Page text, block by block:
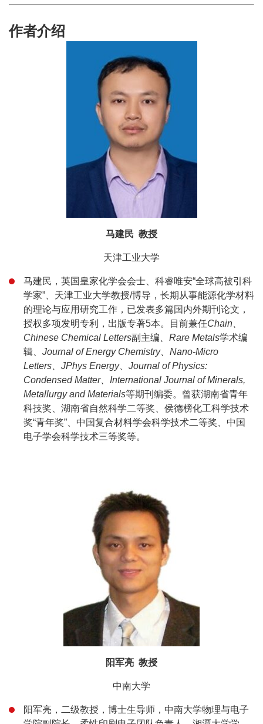
作者介绍
马建民 教授
天津工业大学
马建民，英国皇家化学会会士、科睿唯安“全球高被引科
学家”、天津工业大学教授/博导，长期从事能源化学材料
的理论与应用研究工作，已发表多篇国内外期刊论文，
授权多项发明专利，出版专著5本。目前兼任Chain、
Chinese Chemical Letters副主编、Rare Metals学术编
辑、 Journal of Energy Chemistry、Nano-Micro
Letters、JPhys Energy、Journal of Physics:
Condensed Matter、International Journal of Minerals,
Metallurgy and Materials等期刊编委。曾获湖南省青年
科技奖、湖南省自然科学二等奖、侯德榜化工科学技术
奖“青年奖”、中国复合材料学会科学技术二等奖、中国
电子学会科学技术三等奖等。
阳军亮 教授
中南大学
阳军亮，二级教授，博士生导师，中南大学物理与电子